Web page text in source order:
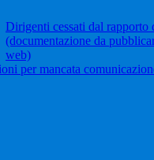
Dirigenti cessati dal rapporto
(documentazione da
web)
per mancata